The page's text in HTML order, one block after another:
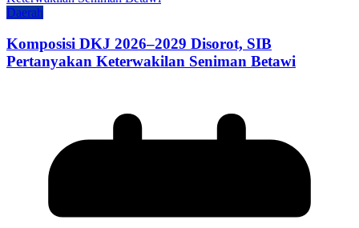
Daerah
Komposisi DKJ 2026–2029 Disorot, SIB
Pertanyakan Keterwakilan Seniman Betawi